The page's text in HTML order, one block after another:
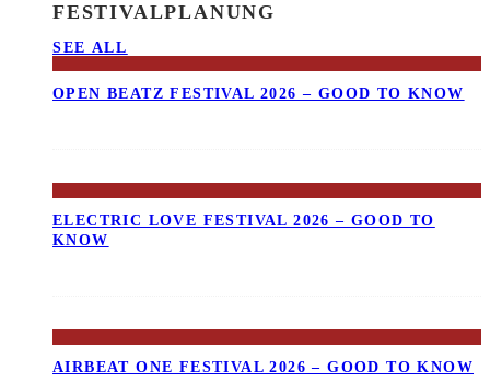
FESTIVALPLANUNG
SEE ALL
OPEN BEATZ FESTIVAL 2026 – GOOD TO KNOW
ELECTRIC LOVE FESTIVAL 2026 – GOOD TO
KNOW
AIRBEAT ONE FESTIVAL 2026 – GOOD TO KNOW